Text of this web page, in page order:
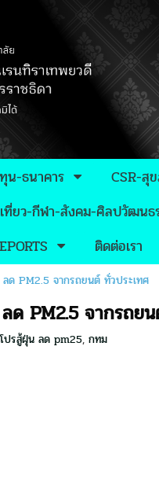
น-ธนาคาร
CSR-สุ
ที่ยว-กีฬา-สังคม-ศิลปวัฒนธ
ติดต่อเรา
ด PM2.5 จากรถยนต์ ทั่วประเทศ
PM2.5 จากรถย
โปรสู้ฝุ่น ลด pm25,กทม